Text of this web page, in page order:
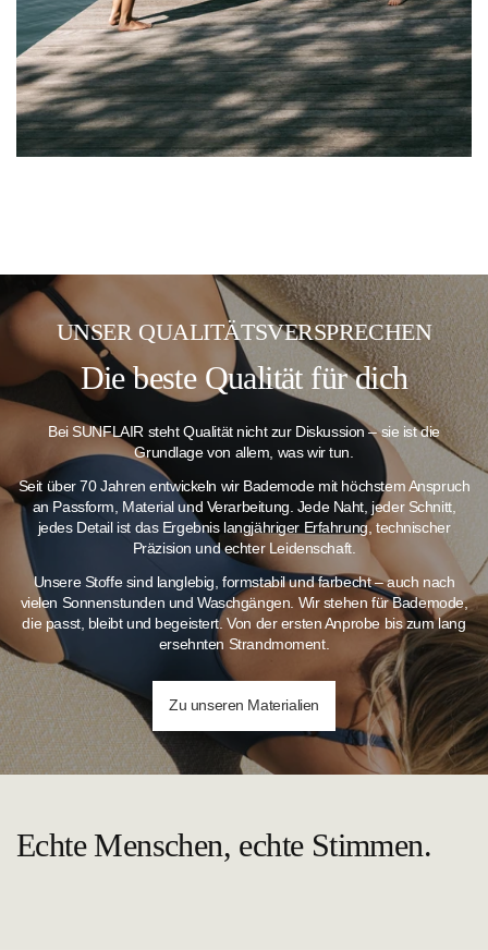
UNSER QUALITÄTSVERSPRECHEN
Die beste Qualität für dich
Bei SUNFLAIR steht Qualität nicht zur Diskussion – sie ist die
Grundlage von allem, was wir tun.
Seit über 70 Jahren entwickeln wir Bademode mit höchstem Anspruch
an Passform, Material und Verarbeitung. Jede Naht, jeder Schnitt,
jedes Detail ist das Ergebnis langjähriger Erfahrung, technischer
Präzision und echter Leidenschaft.
Unsere Stoffe sind langlebig, formstabil und farbecht – auch nach
vielen Sonnenstunden und Waschgängen. Wir stehen für Bademode,
die passt, bleibt und begeistert. Von der ersten Anprobe bis zum lang
ersehnten Strandmoment.
Zu unseren Materialien
Echte Menschen, echte Stimmen.